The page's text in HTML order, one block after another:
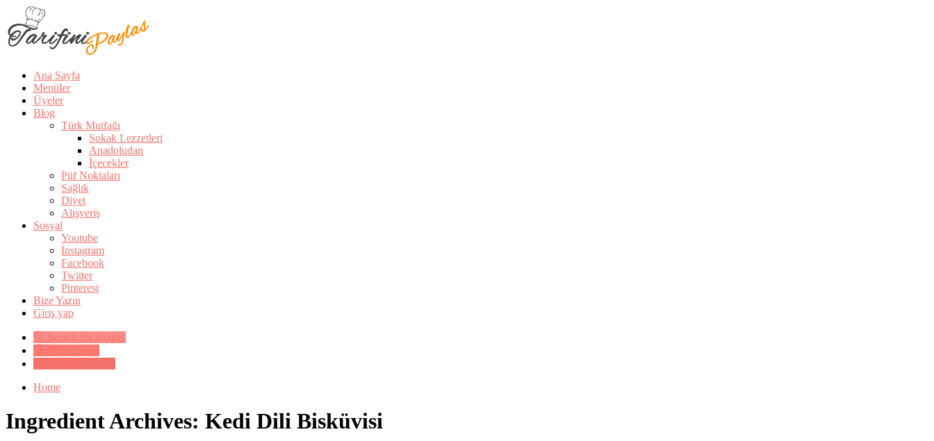
Ana Sayfa
Menüler
Üyeler
Blog
Türk Mutfağı
Sokak Lezzetleri
Anadoludan
İçecekler
Püf Noktaları
Sağlık
Diyet
Alışveriş
Sosyal
Youtube
İnstagram
Facebook
Twitter
Pinterest
Bize Yazın
Giriş yap
Search for recipes
Home
Ingredient Archives: Kedi Dili Bisküvisi